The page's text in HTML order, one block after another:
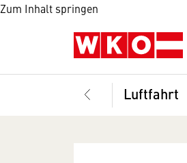
Zum Inhalt springen
Luftfahrt